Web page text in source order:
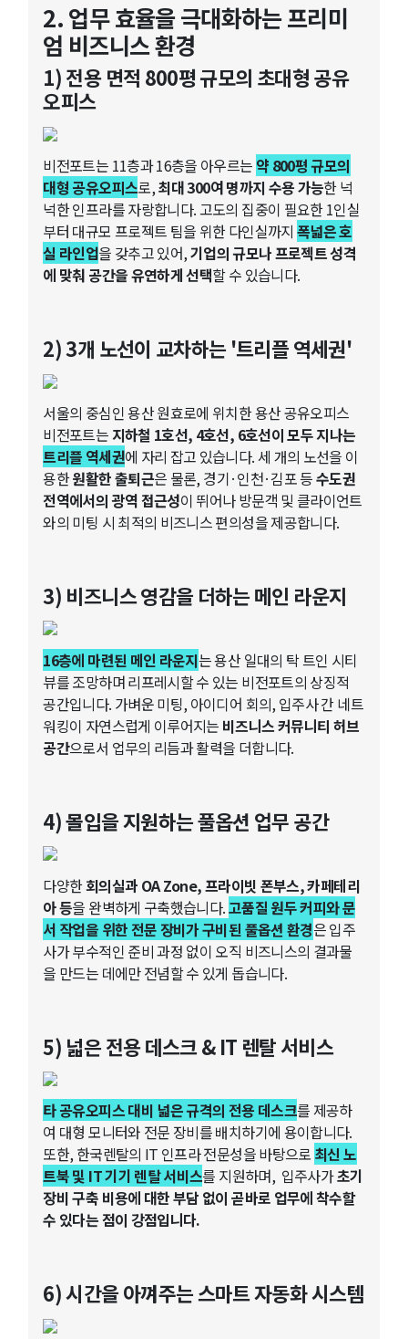
2. 업무 효율을 극대화하는 프리미
엄 비즈니스 환경
1) 전용 면적 800평 규모의 초대형 공유
오피스
비전포트는 11층과 16층을 아우르는 약 800평 규모의
대형 공유오피스로,최대 300여 명까지 수용 가능한 넉
넉한 인프라를 자랑합니다. 고도의 집중이 필요한 1인실
부터 대규모 프로젝트 팀을 위한 다인실까지 폭넓은 호
실 라인업을 갖추고 있어,기업의 규모나 프로젝트 성격
에 맞춰 공간을 유연하게 선택할 수 있습니다.
2) 3개 노선이 교차하는 '트리플 역세권'
서울의 중심인 용산 원효로에 위치한 용산 공유오피스
비전포트는 지하철 1호선, 4호선, 6호선이 모두 지나는
트리플 역세권에 자리 잡고 있습니다. 세 개의 노선을 이
용한원활한 출퇴근은 물론, 경기·인천·김포 등수도권
전역에서의 광역 접근성이 뛰어나 방문객 및 클라이언트
와의 미팅 시 최적의 비즈니스 편의성을 제공합니다.
3) 비즈니스 영감을 더하는 메인 라운지
16층에 마련된 메인 라운지는 용산 일대의 탁 트인 시티
뷰를 조망하며 리프레시할 수 있는 비전포트의 상징적
공간입니다. 가벼운 미팅, 아이디어 회의, 입주사 간 네트
워킹이 자연스럽게 이루어지는 비즈니스 커뮤니티 허브
공간으로서 업무의 리듬과 활력을 더합니다.
4) 몰입을 지원하는 풀옵션 업무 공간
다양한회의실과 OA Zone, 프라이빗 폰부스, 카페테리
아 등을 완벽하게 구축했습니다.고품질 원두 커피와 문
서 작업을 위한 전문 장비가 구비된 풀옵션 환경은 입주
사가 부수적인 준비 과정 없이 오직 비즈니스의 결과물
을 만드는 데에만 전념할 수 있게 돕습니다.
5) 넓은 전용 데스크 & IT 렌탈 서비스
타 공유오피스 대비 넓은 규격의 전용 데스크를 제공하
여 대형 모니터와 전문 장비를 배치하기에 용이합니다.
또한, 한국렌탈의 IT 인프라 전문성을 바탕으로 최신 노
트북 및 IT 기기 렌탈 서비스를 지원하며, 입주사가초기
장비 구축 비용에 대한 부담 없이 곧바로 업무에 착수할
수 있다는 점이 강점입니다.
6) 시간을 아껴주는 스마트 자동화 시스템